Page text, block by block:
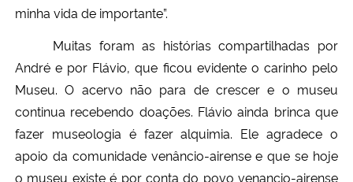
minha vida de importante”.
Muitas foram as histórias compartilhadas por
André e por Flávio, que ficou evidente o carinho pelo
Museu. O acervo não para de crescer e o museu
continua recebendo doações. Flávio ainda brinca que
fazer museologia é fazer alquimia. Ele agradece o
apoio da comunidade venâncio-airense e que se hoje
o museu existe é por conta do povo venancio-airense